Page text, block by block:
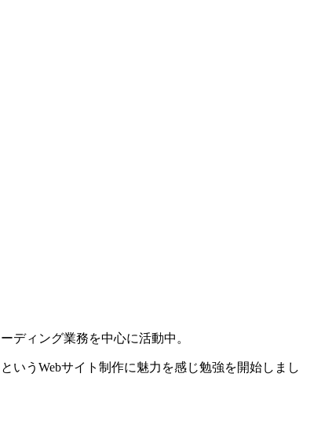
ディング業務を中心に活動中。
いうWebサイト制作に魅力を感じ勉強を開始しまし